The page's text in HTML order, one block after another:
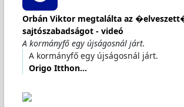
Orbán Viktor megtalálta az
sajtószabadságot - videó
A kormányfő egy újságosnál járt.
A kormányfő egy újságosnál járt.
Origo Itthon…